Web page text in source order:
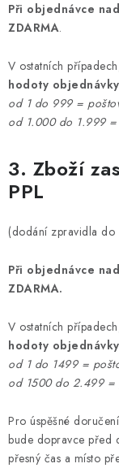
Při objednávce
ZDARMA.
V ostatních
hodoty
od 1 do 999 =
od 1.000 do 1.999
3. Zboží
PPL
(dodání zpravidla do
Při objednávce
ZDARMA.
V ostatních
hodoty
od 1 do 1499 =
od 1500 do 2.499 =
Pro úspěšné
bude dopravce před
přesný čas a místo